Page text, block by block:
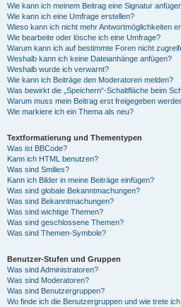
Wie kann ich meinem Beitrag eine Signatur
Wie kann ich eine Umfrage erstellen?
Wieso kann ich nicht mehr Antwortmöglichkeiten
Wie bearbeite oder lösche ich eine Umfrage?
Warum kann ich auf bestimmte Foren nicht
Weshalb kann ich keine Dateianhänge anfügen?
Weshalb wurde ich verwarnt?
Wie kann ich Beiträge den Moderatoren melden?
Was bewirkt die „Speichern“-Schaltfläche beim
Warum muss mein Beitrag erst freigegeben
Wie markiere ich ein Thema als neu?
Textformatierung und Thementypen
Was ist BBCode?
Kann ich HTML benutzen?
Was sind Smilies?
Kann ich Bilder in meine Beiträge einfügen?
Was sind globale Bekanntmachungen?
Was sind Bekanntmachungen?
Was sind wichtige Themen?
Was sind geschlossene Themen?
Was sind Themen-Symbole?
Benutzer-Stufen und Gruppen
Was sind Administratoren?
Was sind Moderatoren?
Was sind Benutzergruppen?
Wo finde ich die Benutzergruppen und wie trete